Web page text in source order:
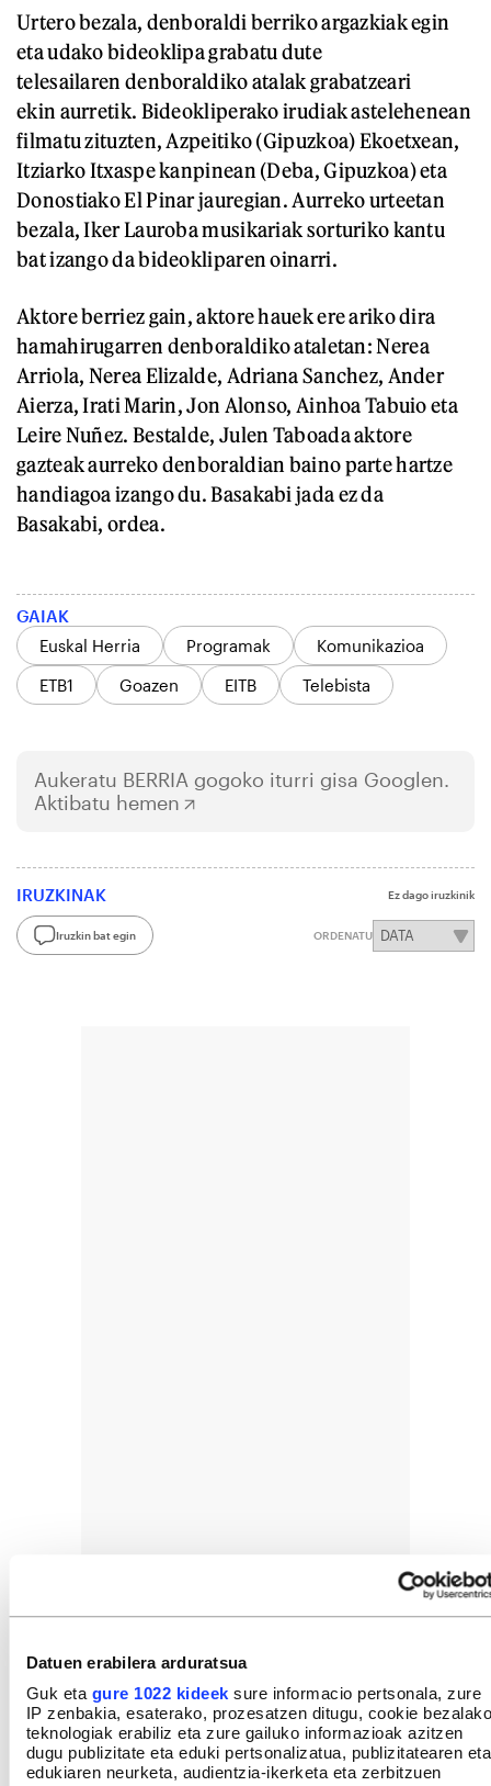
Datuen erabilera arduratsua
Guk eta gure 1022 kideek sure informacio pertsonala, zure
IP zenbakia, esaterako, prozesatzen ditugu, cookie bezalako
teknologiak erabiliz eta zure gailuko informazioak azitzen
dugu publizitate eta eduki pertsonalizatua, publizitatearen eta
edukiaren neurketa, audientzia-ikerketa eta zerbitzuen
Urtero bezala, denboraldi berriko argazkiak egin
eta udako bideoklipa grabatu dute
telesailaren denboraldiko atalak grabatzeari
ekin aurretik. Bideokliperako irudiak astelehenean
filmatu zituzten, Azpeitiko (Gipuzkoa) Ekoetxean,
Itziarko Itxaspe kanpinean (Deba, Gipuzkoa) eta
Donostiako El Pinar jauregian. Aurreko urteetan
bezala, Iker Lauroba musikariak sorturiko kantu
bat izango da bideokliparen oinarri.
Aktore berriez gain, aktore hauek ere ariko dira
hamahirugarren denboraldiko ataletan: Nerea
Arriola, Nerea Elizalde, Adriana Sanchez, Ander
Aierza, Irati Marin, Jon Alonso, Ainhoa Tabuio eta
Leire Nuñez. Bestalde, Julen Taboada aktore
gazteak aurreko denboraldian baino parte hartze
handiagoa izango du. Basakabi jada ez da
Basakabi, ordea.
GAIAK
Euskal Herria
Programak
Komunikazioa
ETB1
Goazen EITB Telebista
Aukeratu BERRIA gogoko iturri gisa Googlen.
Aktibatu hemen
IRUZKINAK Ez dago iruzkinik
Iruzkin bat egin ORDENATU
GEHIEN IRAKURRIAK